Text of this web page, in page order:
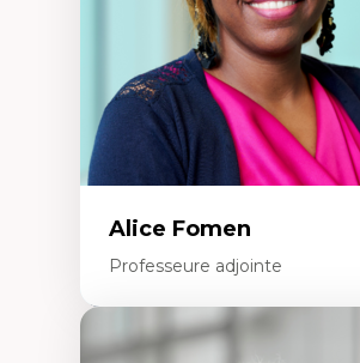
Alice Fomen
Professeure adjointe
Expertises